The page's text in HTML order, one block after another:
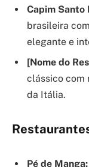
Capim Santo
brasileira
elegante e
[Nome do
clássico com
da Itália.
Pé de Manga: